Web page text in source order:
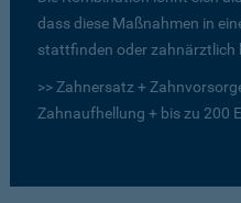
dass diese Maßnahmen in
stattfinden oder zahnärztlich
>> Zahnersatz +
Zahnaufhellung + bis zu 200